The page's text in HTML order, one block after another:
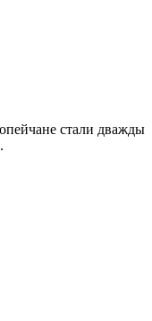
стали дважды